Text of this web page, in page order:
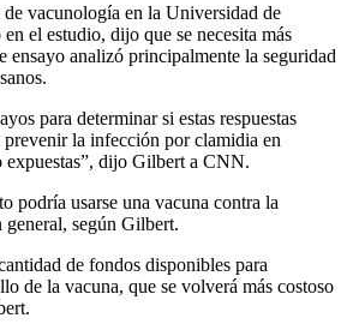
vacunología en la Universidad de
el estudio, dijo que se necesita más
ensayo analizó principalmente la seguridad
para determinar si estas respuestas
prevenir la infección por clamidia en
expuestas”, dijo Gilbert a CNN.
podría usarse una vacuna contra la
según Gilbert.
de fondos disponibles para
de la vacuna, que se volverá más costoso